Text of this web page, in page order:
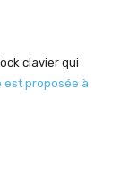
clavier qui
est proposée à